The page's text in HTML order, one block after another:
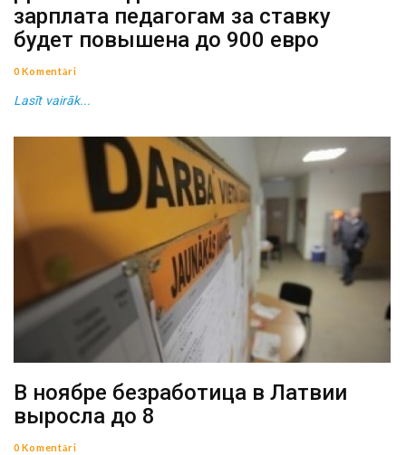
зарплата педагогам за ставку
будет повышена до 900 евро
0 Komentāri
Lasīt vairāk...
В ноябре безработица в Латвии
выросла до 8
0 Komentāri